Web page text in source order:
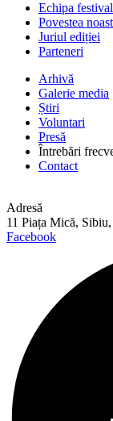
Echipa
Povestea
Juriul ediției
Parteneri
Arhivă
Galerie media
Știri
Voluntari
Presă
Întrebări
Contact
Adresă
11 Piața Mică,
Facebook